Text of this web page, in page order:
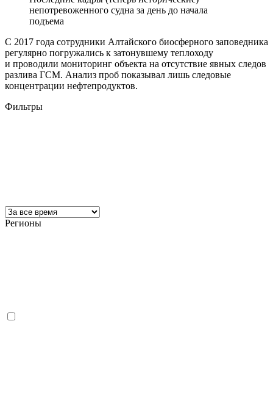
непотревоженного судна за день до начала
подъема
С 2017 года сотрудники Алтайского биосферного заповедника
регулярно погружались к затонувшему теплоходу
и проводили мониторинг объекта на отсутствие явных следов
разлива ГСМ. Анализ проб показывал лишь следовые
концентрации нефтепродуктов.
Фильтры
Регионы